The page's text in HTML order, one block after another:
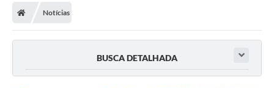
Departamentos
Câmara Municipal
Notícias
BUSCA DETALHADA